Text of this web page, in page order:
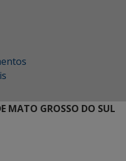
MATO GROSSO DO SUL